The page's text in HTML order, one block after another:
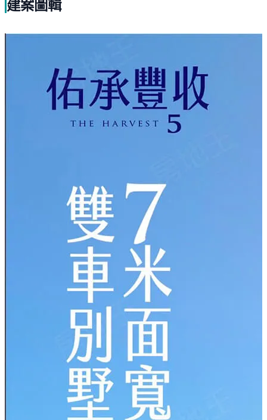
✦近享慈濟醫院社區醫療照護
繁華隨享機能匯聚
建案圖輯